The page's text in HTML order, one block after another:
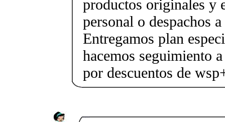
productos originales y
personal o despachos
Entregamos plan
hacemos seguimiento
por descuentos de